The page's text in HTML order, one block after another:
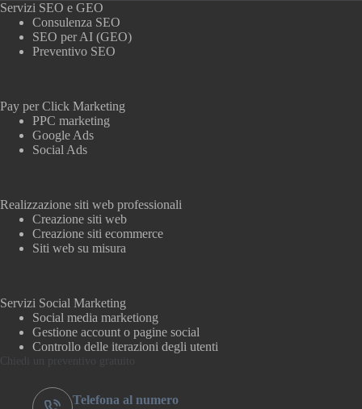
Servizi SEO e GEO
Consulenza SEO
SEO per AI (GEO)
Preventivo SEO
Pay per Click Marketing
PPC marketing
Google Ads
Social Ads
Realizzazione siti web professionali
Creazione siti web
Creazione siti ecommerce
Siti web su misura
Servizi Social Marketing
Social media marketiong
Gestione account o pagine social
Controllo delle iterazioni degli utenti
Chiedi un preventivo gratuito
Telefona al numero